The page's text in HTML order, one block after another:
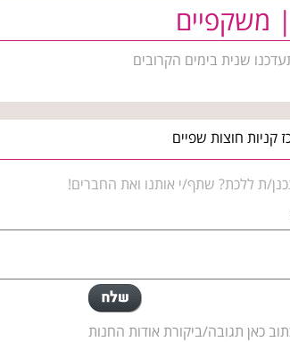
משקפיים
שנית בימים הקרובים
קניות חוצות שפיים
ת ללכת? שתף/י אותנו ואת החברים!
כאן תגובה/ביקורת אודות החנות